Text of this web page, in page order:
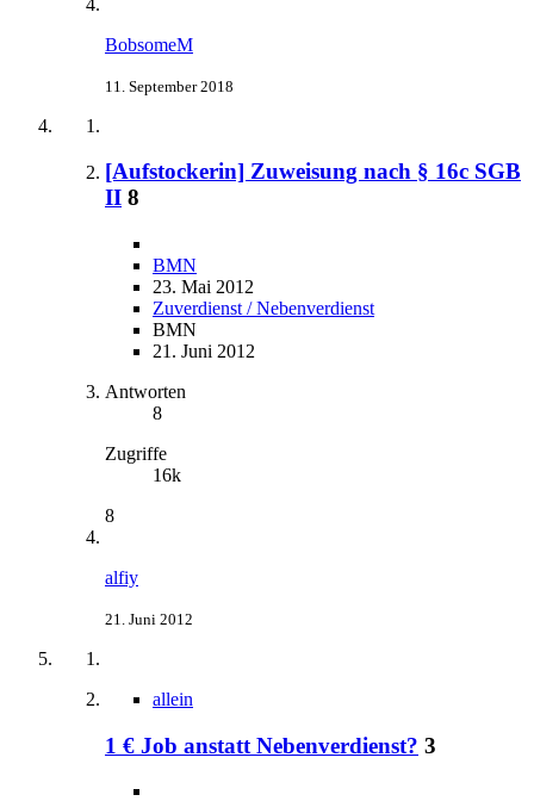
BobsomeM
11. September 2018
[Aufstockerin] Zuweisung nach § 16c SGB
II 8
BMN
23. Mai 2012
Zuverdienst / Nebenverdienst
BMN
21. Juni 2012
Antworten
8
Zugriffe
16k
8
alfiy
21. Juni 2012
allein
1 € Job anstatt Nebenverdienst? 3